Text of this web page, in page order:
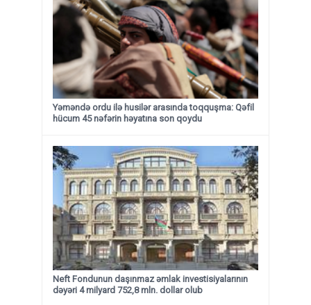
Yəməndə ordu ilə husilər arasında toqquşma: Qəfil
hücum 45 nəfərin həyatına son qoydu
Neft Fondunun daşınmaz əmlak investisiyalarının
dəyəri 4 milyard 752,8 mln. dollar olub